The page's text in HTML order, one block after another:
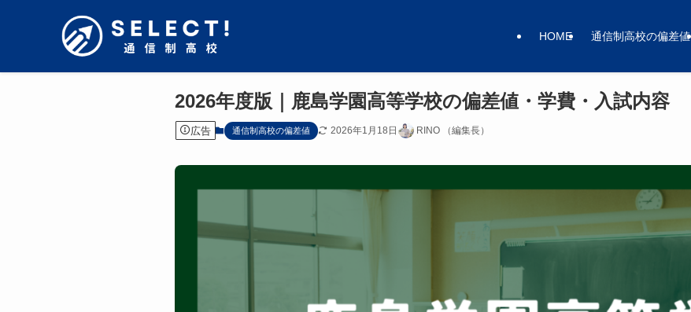
HOME 通信制高校の偏差値
2026年度版｜鹿島学園高等学校の偏差値・学費・入試内容
広告 通信制高校の偏差値 2026年1月18日 RINO （編集長）